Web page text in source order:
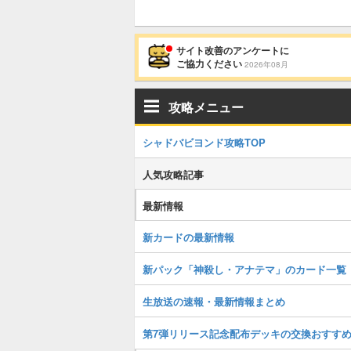
サイト改善のアンケートに
ご協力ください 2026年08月
攻略メニュー
シャドバビヨンド攻略TOP
人気攻略記事
最新情報
新カードの最新情報
新パック「神殺し・アナテマ」のカード一覧
生放送の速報・最新情報まとめ
第7弾リリース記念配布デッキの交換おすすめ